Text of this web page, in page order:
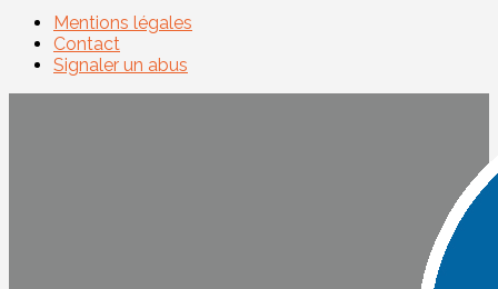
Mentions légales
Contact
Signaler un abus